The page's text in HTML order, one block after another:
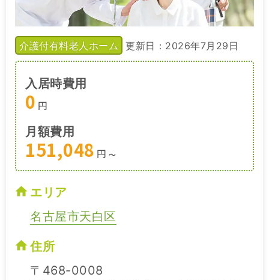
介護付有料老人ホーム 更新日：2026年7月29日
入居時費用
0 円
月額費用
151,048 円 〜
エリア
名古屋市天白区
住所
〒468-0008